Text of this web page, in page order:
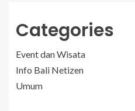
Categories
Event dan Wisata
Info Bali Netizen
Umum